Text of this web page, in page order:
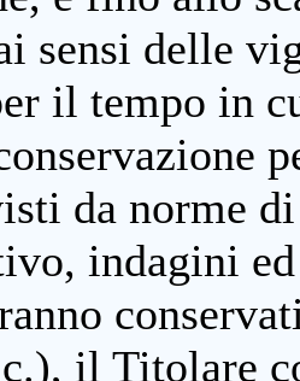
sensi delle
il tempo in
da norme
indagini
il Titolare